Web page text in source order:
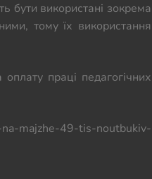
бути використані зокрема
тому їх використання
праці педагогічних
majzhe-49-tis-noutbukiv-